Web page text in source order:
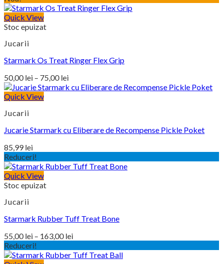
fost:
88,00 lei.
75,00 lei.
Quick View
Stoc epuizat
Jucarii
Starmark Os Treat Ringer Flex Grip
50,00lei – 75,00leiInterval
de
75,00 lei
Quick View
Jucarii
Jucarie Starmark cu Eliberare de Recompense Pickle Poket
85,99lei
Reduceri!
Quick View
Stoc epuizat
Jucarii
Starmark Rubber Tuff Treat Bone
55,00lei – 163,00leiInterval
prețuri:
Reduceri!